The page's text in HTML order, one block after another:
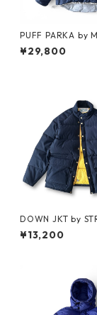
PUFF PARKA by
RESEARCH
¥29,800
DOWN JKT by
EAR
¥13,200